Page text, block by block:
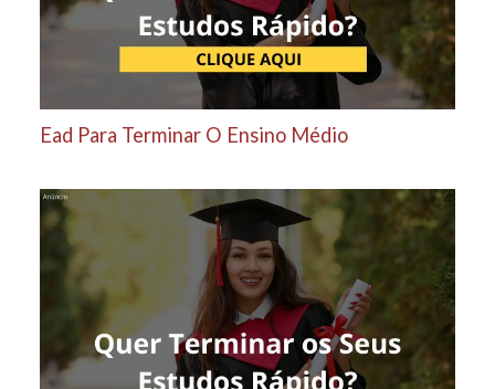
Ead Para Terminar O Ensino Médio